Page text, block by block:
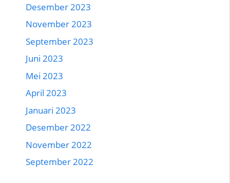
Desember 2023
November 2023
September 2023
Juni 2023
Mei 2023
April 2023
Januari 2023
Desember 2022
November 2022
September 2022